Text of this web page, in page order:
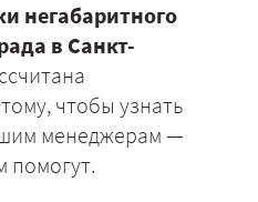
негабаритного
в Санкт-
чтобы узнать
менеджерам —
помогут.